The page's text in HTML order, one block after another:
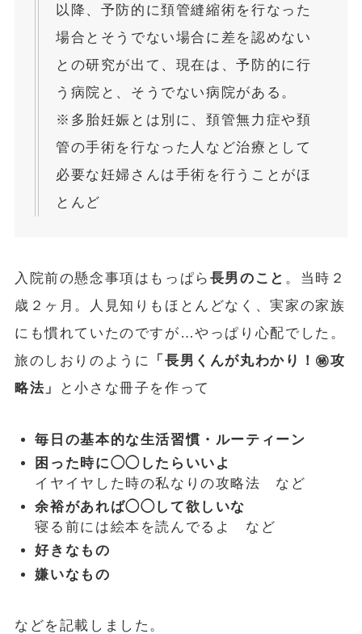
以降、予防的に頚管縫縮術を行なった
場合とそうでない場合に差を認めない
との研究が出て、現在は、予防的に行
う病院と、そうでない病院がある。
※多胎妊娠とは別に、頚管無力症や頚
管の手術を行なった人など治療として
必要な妊婦さんは手術を行うことがほ
とんど
入院前の懸念事項はもっぱら 長男のこと 。当時２
歳２ヶ月。人見知りもほとんどなく、実家の家族
にも慣れていたのですが…やっぱり心配でした。
旅のしおりのように
「長男くんが丸わかり！㊙︎攻
略法」
と小さな冊子を作って
毎日の基本的な生活習慣・ルーティーン
困った時に◯◯したらいいよ
イヤイヤした時の私なりの攻略法 など
余裕があれば◯◯して欲しいな
寝る前には絵本を読んでるよ など
好きなもの
嫌いなもの
などを記載しました。